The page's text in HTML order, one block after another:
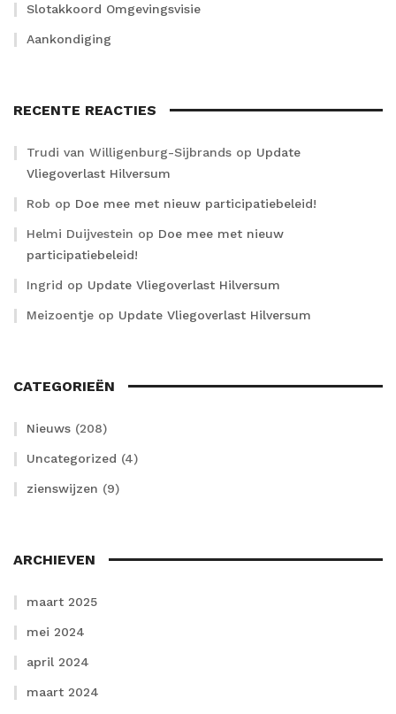
Slotakkoord Omgevingsvisie
Aankondiging
RECENTE REACTIES
Trudi van Willigenburg-Sijbrands op Update
Vliegoverlast Hilversum
Rob op Doe mee met nieuw participatiebeleid!
Helmi Duijvestein op Doe mee met nieuw
participatiebeleid!
Ingrid op Update Vliegoverlast Hilversum
Meizoentje op Update Vliegoverlast Hilversum
CATEGORIEËN
Nieuws (208)
Uncategorized (4)
zienswijzen (9)
ARCHIEVEN
maart 2025
mei 2024
april 2024
maart 2024